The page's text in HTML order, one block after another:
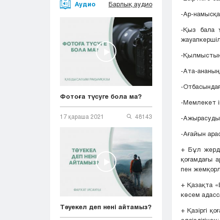
Аудио Барлық аудио
Фотоға түсуге бола ма?
17 қараша 2021 48143
Тәуекел деп нені айтамыз?
-Ар-
-Қыз бала
-Қылмыстың
-Ата-ананың
-
-Мемлекет
-
-Ағайын
+ Бұл
қоғамдағы
пен
+ Қазақта
көсем
+ Қазіргі